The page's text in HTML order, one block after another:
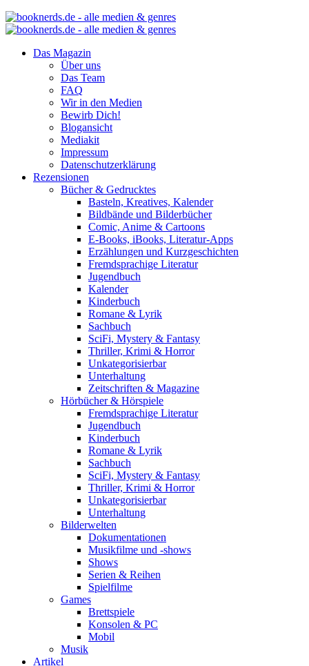
Das Magazin
Über uns
Das Team
FAQ
Wir in den Medien
Bewirb Dich!
Blogansicht
Mediakit
Impressum
Datenschutzerklärung
Rezensionen
Bücher & Gedrucktes
Basteln, Kreatives, Kalender
Bildbände und Bilderbücher
Comic, Anime & Cartoons
E-Books, iBooks, Literatur-Apps
Erzählungen und Kurzgeschichten
Fremdsprachige Literatur
Jugendbuch
Kalender
Kinderbuch
Romane & Lyrik
Sachbuch
SciFi, Mystery & Fantasy
Thriller, Krimi & Horror
Unkategorisierbar
Unterhaltung
Zeitschriften & Magazine
Hörbücher & Hörspiele
Fremdsprachige Literatur
Jugendbuch
Kinderbuch
Romane & Lyrik
Sachbuch
SciFi, Mystery & Fantasy
Thriller, Krimi & Horror
Unkategorisierbar
Unterhaltung
Bilderwelten
Dokumentationen
Musikfilme und -shows
Shows
Serien & Reihen
Spielfilme
Games
Brettspiele
Konsolen & PC
Mobil
Musik
Artikel